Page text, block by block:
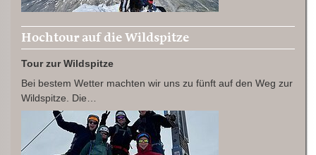
Hochtour auf die Wildspitze
Tour zur Wildspitze
Bei bestem Wetter machten wir uns zu fünft auf den Weg zur
Wildspitze. Die…